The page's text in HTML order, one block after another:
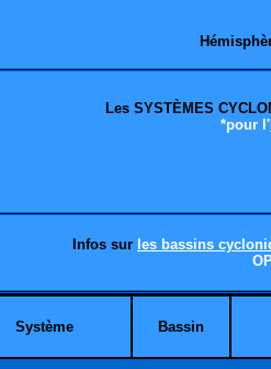
Les SYSTÈMES
*pour l'
Infos sur les bassins
Système Bassin